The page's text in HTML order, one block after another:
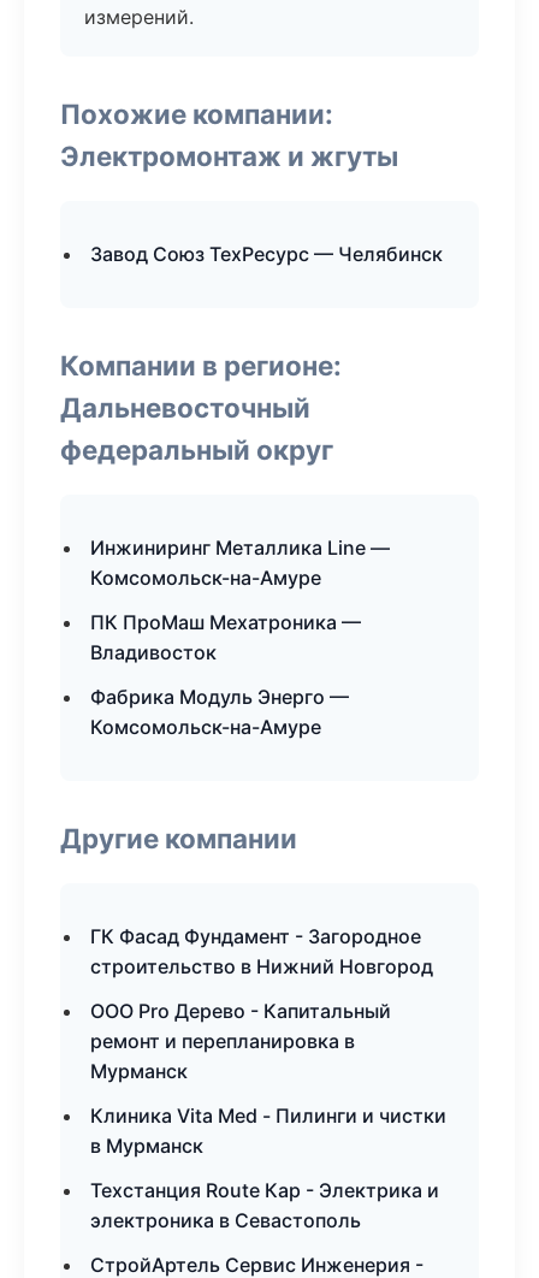
измерений.
Похожие компании:
Электромонтаж и жгуты
Завод Союз ТехРесурс — Челябинск
Компании в регионе:
Дальневосточный
федеральный округ
Инжиниринг Металлика Line —
Комсомольск-на-Амуре
ПК ПроМаш Мехатроника —
Владивосток
Фабрика Модуль Энерго —
Комсомольск-на-Амуре
Другие компании
ГК Фасад Фундамент - Загородное
строительство в Нижний Новгород
ООО Pro Дерево - Капитальный
ремонт и перепланировка в
Мурманск
Клиника Vita Med - Пилинги и чистки
в Мурманск
Техстанция Route Кар - Электрика и
электроника в Севастополь
СтройАртель Сервис Инженерия -